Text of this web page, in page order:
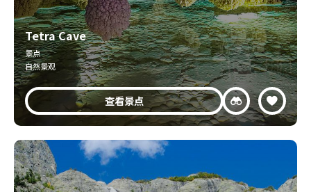
Tetra Cave
景点
自然景观
查看景点